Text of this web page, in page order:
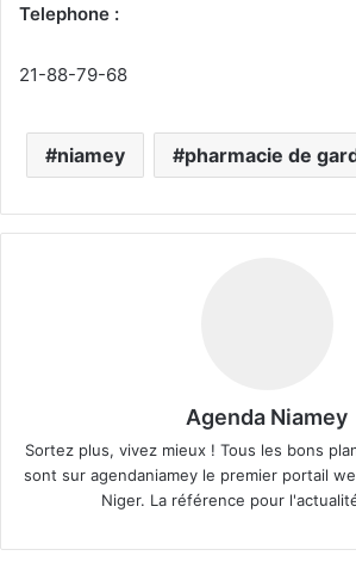
Telephone :
21-88-79-68
niamey pharmacie de
Agenda Niamey
Sortez plus, vivez mieux ! Tous les bons
sont sur agendaniamey le premier portail
Niger. La référence pour